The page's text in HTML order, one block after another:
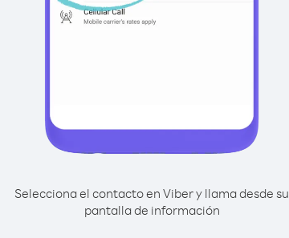
Selecciona el contacto en Viber y llama desde su
pantalla de información